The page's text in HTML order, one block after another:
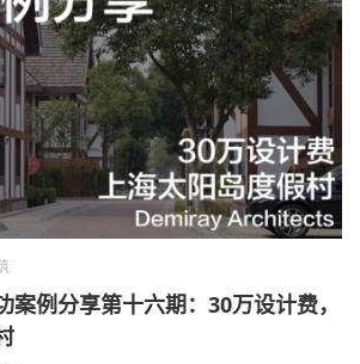
案例分享第十六期：30万设计费，